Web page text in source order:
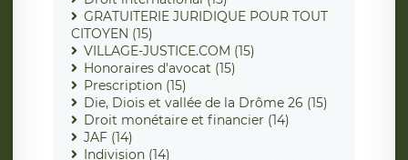
GRATUITERIE JURIDIQUE POUR TOUT
CITOYEN (15)
VILLAGE-JUSTICE.COM (15)
Honoraires d'avocat (15)
Prescription (15)
Die, Diois et vallée de la Drôme 26 (15)
Droit monétaire et financier (14)
JAF (14)
Indivision (14)